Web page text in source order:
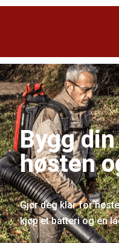
Bygg
høsten
Gjør deg klar for
kjøp et batteri og en